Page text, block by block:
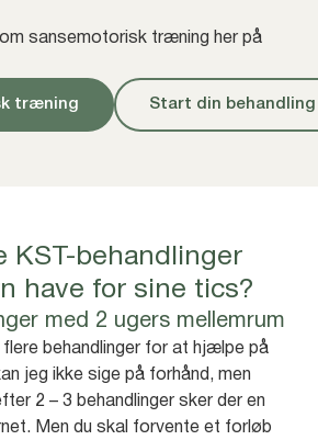
sansemotorisk træning her på
træning Start din
KST-behandlinger
have for sine tics?
med 2 ugers mellemrum
flere behandlinger for at hjælpe på
jeg ikke sige på forhånd, men
2 – 3 behandlinger sker der en
Men du skal forvente et forløb